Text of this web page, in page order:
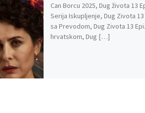
Can Borcu 2025, Dug života 13
Serija Iskupljenje, Dug Zivota
sa Prevodom, Dug Zivota 13
hrvatskom, Dug […]